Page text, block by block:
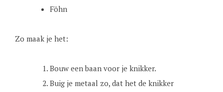
Föhn
Zo maak je het:
Bouw een baan voor je knikker.
Buig je metaal zo, dat het de knikker